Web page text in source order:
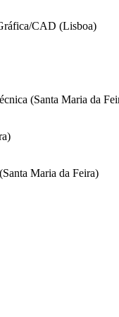
CAD (Lisboa)
(Santa Maria da
Maria da Feira)